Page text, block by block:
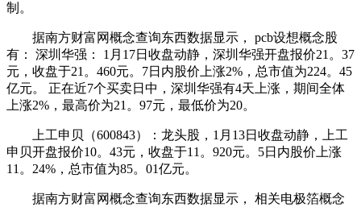
制。
据南方财富网概念查询东西数据显示， pcb设想概念股
有： 深圳华强： 1月17日收盘动静，深圳华强开盘报价21。37
元，收盘于21。460元。7日内股价上涨2%，总市值为224。45
亿元。 正在近7个买卖日中，深圳华强有4天上涨，期间全体
上涨2%，最高价为21。97元，最低价为20。
上工申贝（600843）：龙头股，1月13日收盘动静，上工
申贝开盘报价10。43元，收盘于11。920元。5日内股价上涨
11。24%，总市值为85。01亿元。
据南方财富网概念查询东西数据显示， 相关电极箔概念